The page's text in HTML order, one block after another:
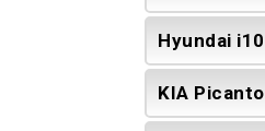
Hyundai i10
KIA Picanto